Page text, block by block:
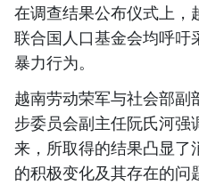
在调查结果公布仪式上，
联合国人口基金会均呼吁
暴力行为。
越南劳动荣军与社会部
步委员会副主任阮氏河强
来，所取得的结果凸显了
的积极变化及其存在的问